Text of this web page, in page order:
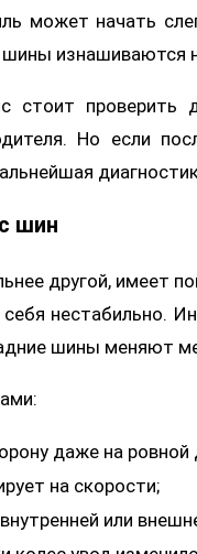
может начать
шины изнашиваются
стоит проверить
Но если
шин
другой, имеет
нестабильно.
шины меняют
даже на ровной
на скорости;
или